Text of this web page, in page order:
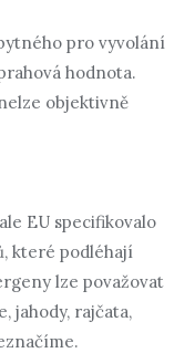
pro vyvolání
hodnota.
objektivně
EU specifikovalo
které podléhají
lze považovat
jahody, rajčata,